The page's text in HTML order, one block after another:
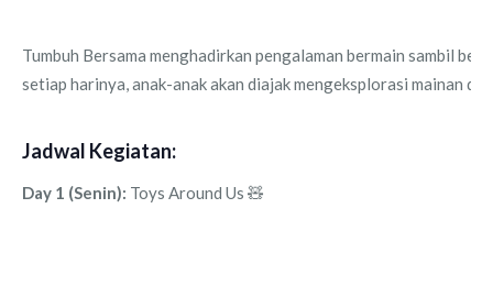
Tumbuh Bersama menghadirkan pengalaman bermain sambil
setiap harinya, anak-anak akan diajak mengeksplorasi mainan
Jadwal Kegiatan:
Day 1 (Senin): Toys Around Us 🧸